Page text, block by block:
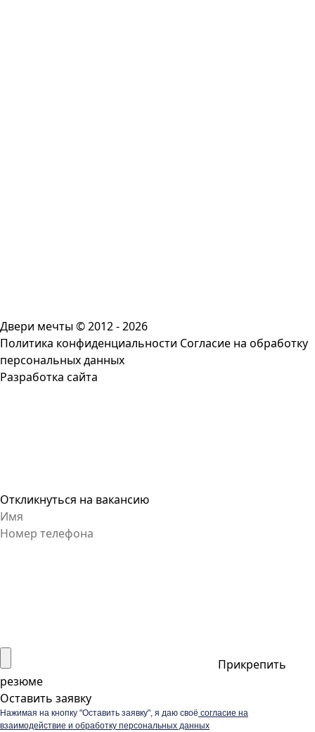
Двери мечты © 2012 - 2026
Политика конфиденциальности Согласие на обработку
персональных данных
Разработка сайта
Откликнуться на вакансию
Прикрепить
резюме
Оставить заявку
Нажимая на кнопку "Оставить заявку", я даю своё согласие на
взаимодействие и обработку персональных данных